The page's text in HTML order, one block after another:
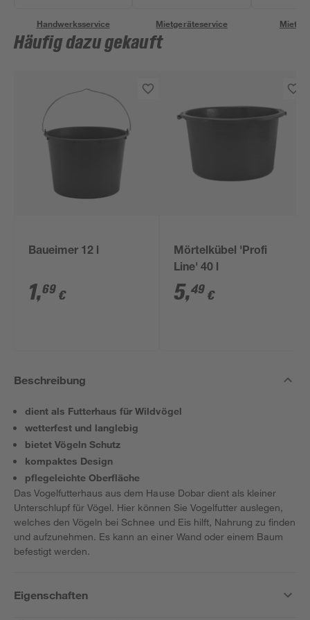
Handwerksservice Mietgeräteservice
Häufig dazu gekauft
Baueimer 12 l
1,69 €
Mörtelkübel 'Profi
Line' 40 l
5,49 €
Beschreibung
dient als Futterhaus für Wildvögel
wetterfest und langlebig
bietet Vögeln Schutz
kompaktes Design
pflegeleichte Oberfläche
Das Vogelfutterhaus aus dem Hause Dobar dient als kleiner
Unterschlupf für Vögel. Hier können Sie Vogelfutter auslegen,
welches den Vögeln bei Schnee und Eis hilft, Nahrung zu finden
und aufzunehmen. Es kann an einer Wand oder einem Baum
befestigt werden.
Eigenschaften